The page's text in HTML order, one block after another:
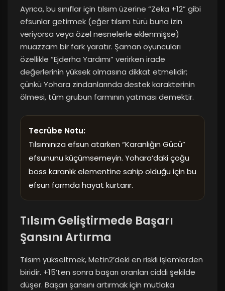
Ayrıca, bu sınıflar için tılsım üzerine “Zeka +12” gibi
efsunlar getirmek (eğer tılsım türü buna izin
veriyorsa veya özel nesnelerle eklenmişse)
muazzam bir fark yaratır. Şaman oyuncuları
özellikle “Ejderha Yardımı” verirken irade
değerlerinin yüksek olmasına dikkat etmelidir;
çünkü Yohara zindanlarında destek karakterinin
ölmesi, tüm grubun farmının yatması demektir.
Tecrübe Notu:
Tılsımınıza efsun atarken “Karanlığın Gücü”
efsununu küçümsemeyin. Yohara’daki çoğu
boss karanlık elementine sahip olduğu için bu
efsun farmda hayat kurtarır.
Tılsım Geliştirmede Başarı
Şansını Artırma
Tılsım yükseltmek, Metin2’deki en riskli işlemlerden
biridir. +15’ten sonra başarı oranları ciddi şekilde
düşer. Başarı şansını artırmak için mutlaka